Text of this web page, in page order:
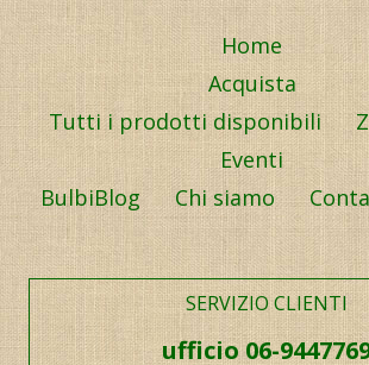
Home
Acquista
Tutti i prodotti disponibili
Eventi
BulbiBlog
Chi siamo
SERVIZIO CLIENTI
ufficio 06-